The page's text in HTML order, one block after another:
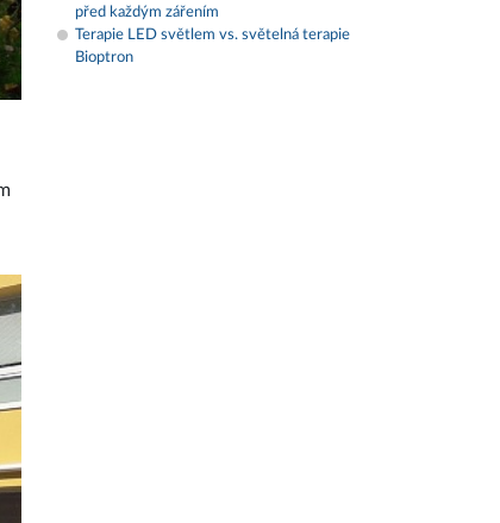
před každým zářením
Terapie LED světlem vs. světelná terapie
Bioptron